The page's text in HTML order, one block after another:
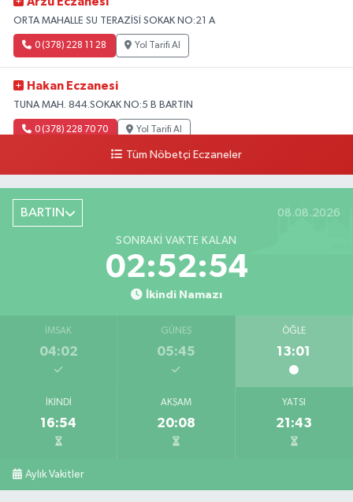
ORTA MAHALLE SU TERAZİSİ SOKAK NO:21 A
0 (378) 228 11 28 Yol Tarifi Al
Hakan Eczanesi
TUNA MAH. 844.SOKAK NO:5 B BARTIN
0 (378) 228 70 70 Yol Tarifi Al
Tüm Nöbetçi Eczaneler
BARTIN 08.08.2026
SONRAKI VAKTE KALAN
02:52:53
İkindi Namazı
İMSAK
04:02
GÜNEŞ
05:45
ÖĞLE
13:01
İKINDI
16:54
AKŞAM
20:08
YATSI
21:43
Aylık Vakitler